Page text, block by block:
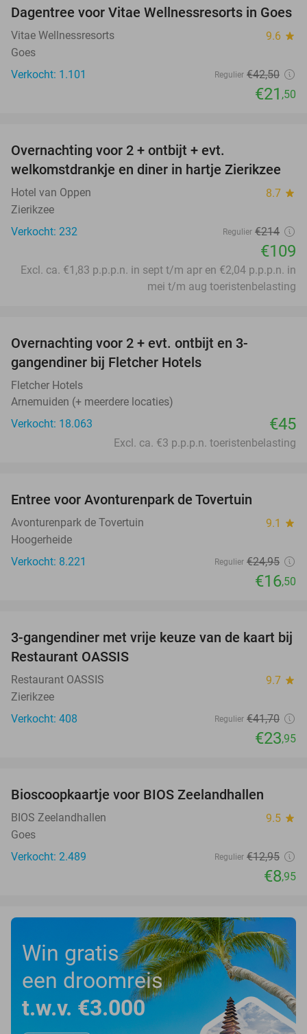
49%
Dagentree voor Vitae Wellnessresorts in Goes
Vitae Wellnessresorts 9.6 star
Goes
Verkocht: 1.101
Regulier €42,50
€21 ,50
Overnachting voor 2 + ontbijt + evt.
welkomstdrankje en diner in hartje Zierikzee
Hotel van Oppen 8.7 star
Zierikzee
Verkocht: 232
Regulier €214
€109
Excl. ca. €1,83 p.p.p.n. in sept t/m apr en €2,04 p.p.p.n. in
mei t/m aug toeristenbelasting
Overnachting voor 2 + evt. ontbijt en 3-
gangendiner bij Fletcher Hotels
Fletcher Hotels
Arnemuiden (+ meerdere locaties)
Verkocht: 18.063
€45
Excl. ca. €3 p.p.p.n. toeristenbelasting
Entree voor Avonturenpark de Tovertuin
Avonturenpark de Tovertuin 9.1 star
Hoogerheide
Verkocht: 8.221
Regulier €24,95
€16,50
43%
3-gangendiner met vrije keuze van de kaart bij
Restaurant OASSIS
Restaurant OASSIS 9.7 star
Zierikzee
Verkocht: 408
Regulier €41,70
€23,95
Bioscoopkaartje voor BIOS Zeelandhallen
BIOS Zeelandhallen 9.5 star
Goes
Verkocht: 2.489
Regulier €12,95
€8,95
Win gratis
een droomreis
t.w.v. €3.000